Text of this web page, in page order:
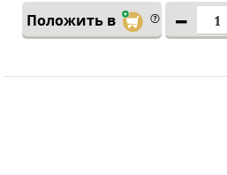
Положить в